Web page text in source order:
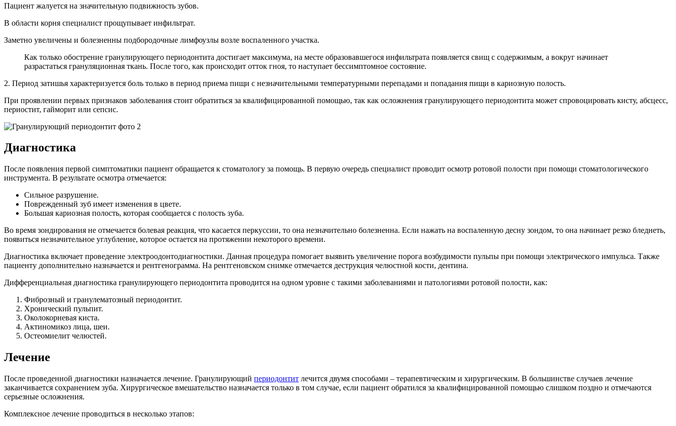
Пациент жалуется на значительную подвижность зубов.
В области корня специалист прощупывает инфильтрат.
Заметно увеличены и болезненны подбородочные лимфоузлы возле воспаленного участка.
Как только обострение гранулирующего периодонтита достигает максимума, на месте образовавшегося инфильтрата появляется свищ с содержимым, а вокруг начинает
разрастаться грануляционная ткань. После того, как происходит отток гноя, то наступает бессимптомное состояние.
2. Период затишья характеризуется боль только в период приема пищи с незначительными температурными перепадами и попадания пищи в кариозную полость.
При проявлении первых признаков заболевания стоит обратиться за квалифицированной помощью, так как осложнения гранулирующего периодонтита может спровоцировать кисту, абсцесс,
периостит, гайморит или сепсис.
Диагностика
После появления первой симптоматики пациент обращается к стоматологу за помощь. В первую очередь специалист проводит осмотр ротовой полости при помощи стоматологического
инструмента. В результате осмотра отмечается:
Сильное разрушение.
Поврежденный зуб имеет изменения в цвете.
Большая кариозная полость, которая сообщается с полость зуба.
Во время зондирования не отмечается болевая реакция, что касается перкуссии, то она незначительно болезненна. Если нажать на воспаленную десну зондом, то она начинает резко бледнеть,
появиться незначительное углубление, которое остается на протяжении некоторого времени.
Диагностика включает проведение электроодонтодиагностики. Данная процедура помогает выявить увеличение порога возбудимости пульпы при помощи электрического импульса. Также
пациенту дополнительно назначается и рентгенограмма. На рентгеновском снимке отмечается деструкция челюстной кости, дентина.
Дифференциальная диагностика гранулирующего периодонтита проводится на одном уровне с такими заболеваниями и патологиями ротовой полости, как:
Фиброзный и гранулематозный периодонтит.
Хронический пульпит.
Околокорневая киста.
Актиномикоз лица, шеи.
Остеомиелит челюстей.
Лечение
После проведенной диагностики назначается лечение. Гранулирующий периодонтит лечится двумя способами – терапевтическим и хирургическим. В большинстве случаев лечение
заканчивается сохранением зуба. Хирургическое вмешательство назначается только в том случае, если пациент обратился за квалифицированной помощью слишком поздно и отмечаются
серьезные осложнения.
Комплексное лечение проводиться в несколько этапов: